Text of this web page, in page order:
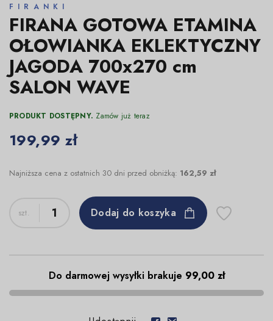
FIRANKI
FIRANA GOTOWA ETAMINA
OŁOWIANKA EKLEKTYCZNY
JAGODA 700x270 cm
SALON WAVE
PRODUKT DOSTĘPNY. Zamów już teraz
199,99 zł
Najniższa cena z ostatnich 30 dni przed obniżką: 162,59 zł
Dodaj do koszyka
Do darmowej wysyłki brakuje 99,00 zł